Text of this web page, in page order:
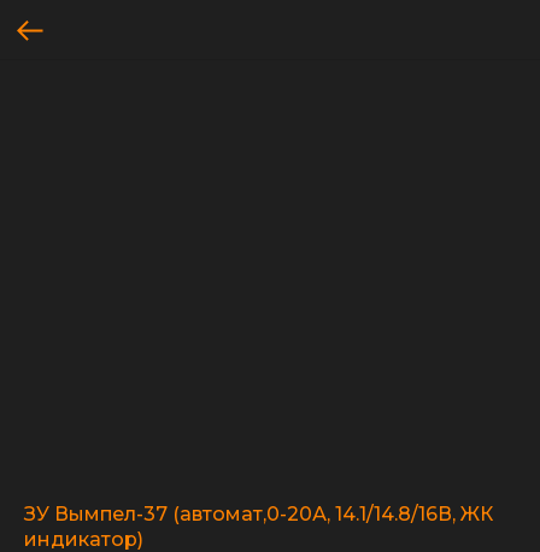
ЗУ Вымпел-37 (автомат,0-20А, 14.1/14.8/16В, ЖК
индикатор)